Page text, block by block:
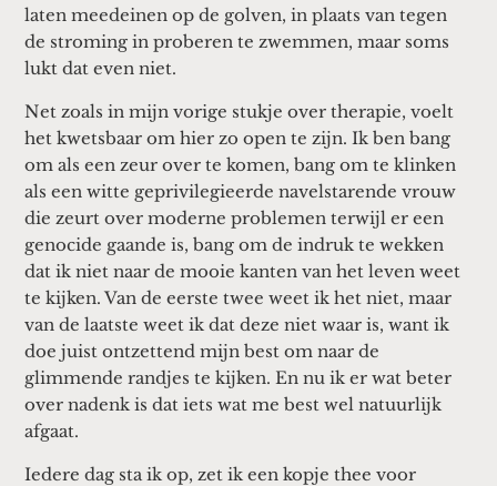
laten meedeinen op de golven, in plaats van tegen
de stroming in proberen te zwemmen, maar soms
lukt dat even niet.
Net zoals in mijn vorige stukje over therapie, voelt
het kwetsbaar om hier zo open te zijn. Ik ben bang
om als een zeur over te komen, bang om te klinken
als een witte geprivilegieerde navelstarende vrouw
die zeurt over moderne problemen terwijl er een
genocide gaande is, bang om de indruk te wekken
dat ik niet naar de mooie kanten van het leven weet
te kijken. Van de eerste twee weet ik het niet, maar
van de laatste weet ik dat deze niet waar is, want ik
doe juist ontzettend mijn best om naar de
glimmende randjes te kijken. En nu ik er wat beter
over nadenk is dat iets wat me best wel natuurlijk
afgaat.
Iedere dag sta ik op, zet ik een kopje thee voor